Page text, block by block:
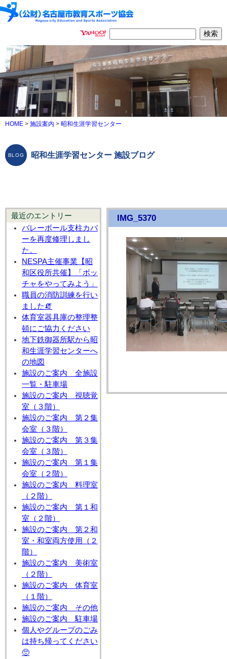
HOME > 施設案内 > 昭和生涯学習センター
昭和生涯学習センター 施設ブログ
最近のエントリー
バレーボール支柱カバ
ーを再度修理しまし
た。
NESPA主催事業【昭
和区役所共催】「ボッ
チャをやってみよう」
職員の消防訓練を行い
ました🧯
体育室器具庫の整理整
頓にご協力ください
地下鉄御器所駅から昭
和生涯学習センターへ
の地図
施設のご案内 全施設
一覧・駐車場
施設のご案内 視聴覚
室（３階）
施設のご案内 第２集
会室（３階）
施設のご案内 第３集
会室（３階）
施設のご案内 第１集
会室（２階）
施設のご案内 料理室
（２階）
施設のご案内 第１和
室（２階）
施設のご案内 第２和
室・和室両方使用（２
階）
施設のご案内 美術室
（２階）
施設のご案内 体育室
（１階）
施設のご案内 その他
施設のご案内 駐車場
個人やグループのごみ
は持ち帰ってください
🥺
IMG_5370